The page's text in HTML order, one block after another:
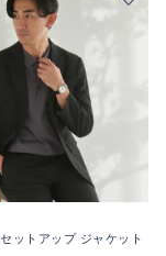
ットアップ ジャケット